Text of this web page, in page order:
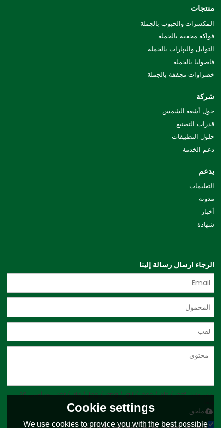
منتجات
المكسرات والحبوب بالجملة
فواكه مجففة بالجملة
التوابل والبهارات بالجملة
فاصوليا بالجملة
خضراوات مجففة بالجملة
شركة
حول أشعة الشمس
قدرات التصنيع
حلول التطبيقات
دعم الخدمة
يدعم
التعليمات
مدونة
أخبار
شهادة
الرجاء ارسال رسالة إلينا
يدعم فقط .rar / .zip / .jpg / .png / .gif / .doc / .xls / .pdf ، بحد أقصى 20
ملحق
توافق على استخدام شروط الخدمة,الشروط والاحكام
Cookie settings
We use cookies to provide you with the best possible